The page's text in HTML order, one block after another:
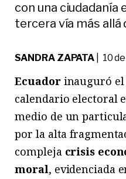
con una ciudadanía
tercera vía más allá
SANDRA ZAPATA | 10
Ecuadorinauguró el
calendario electoral
medio de un
por la alta
compleja crisis
moral, evidenciada